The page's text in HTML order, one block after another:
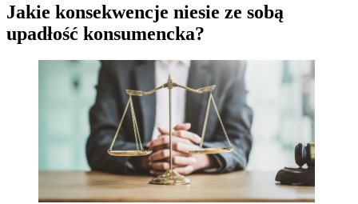
Jakie konsekwencje niesie ze sobą
upadłość konsumencka?